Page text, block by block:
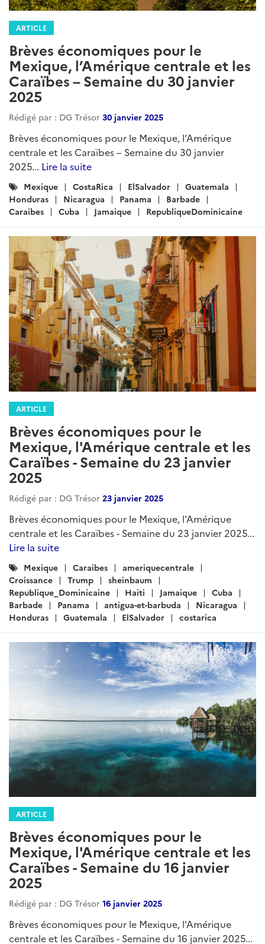
Brèves économiques pour le Mexique, l’Amérique
centrale et les Caraïbes – Semaine du 30 octobre
2025...Lire la suite
Catégories
:
Mexique Guatemala Honduras
Nicaragua
ElSalvador
CostaRica Panama Jamaique
Cuba
Haiti
Barbade RepubliqueDominicaine
ARTICLE
Brèves économiques pour le
Mexique, l’Amérique centrale et les
Caraïbes – Semaine du 23 octobre
2025
Rédigé par : DG Trésor23 octobre 2025
Brèves économiques pour le Mexique, l’Amérique
centrale et les Caraïbes – Semaine du 23 octobre
2025...Lire la suite
Catégories
:
Mexique Guatemala Panama
CostaRica
ElSalvador
RepubliqueDominicaine
Nicaragua
Cuba
Honduras Barbade TrinidadetTobago
ARTICLE
Brèves économiques pour le
Mexique, l’Amérique centrale et les
Caraïbes – Semaine du 02 octobre
2025
Rédigé par : DG Trésor 02 octobre 2025
Brèves économiques pour le Mexique, l’Amérique
centrale et les Caraïbes – Semaine du 02 octobre
CostaRica Guatemala
Honduras
ElSalvador
Panama
Nicaragua
RepubliqueDominicaine
Cuba
Barbade
Jamaique
ARTICLE
Brèves économiques pour le
Mexique, l’Amérique centrale et les